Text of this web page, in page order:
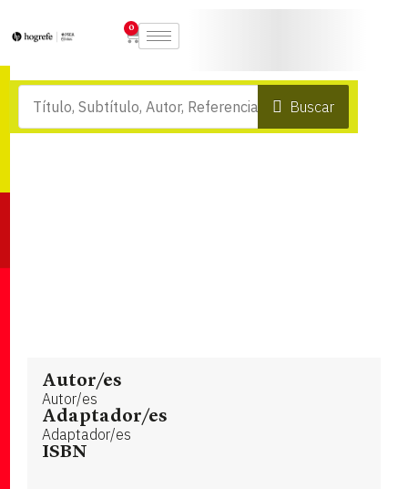
0
Buscar
Autor/es
Autor/es
Adaptador/es
Adaptador/es
ISBN